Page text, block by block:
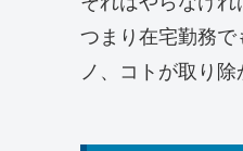
つまり在宅勤務
ノ、コトが取り除